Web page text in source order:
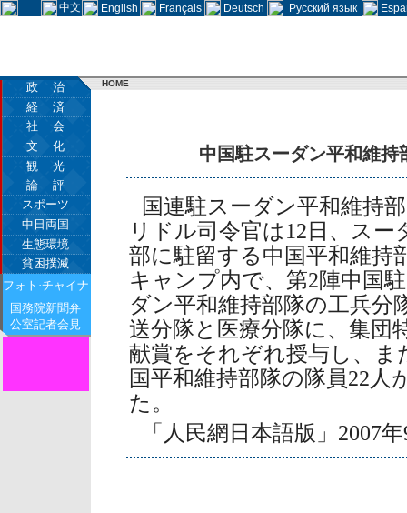
中文 English Français Deutsch Русский язык
政 治
経 済
社 会
文 化
観 光
論 評
スポーツ
中日両国
生態環境
貧困撲滅
フォト·チャイナ
国務院新聞弁
公室記者会見
HOME
中国駐スーダン平和維
国連駐スーダン平和維持
リドル司令官は12日、スー
部に駐留する中国平和維持
キャンプ内で、第2陣中国
ダン平和維持部隊の工兵分
送分隊と医療分隊に、集団
献賞をそれぞれ授与し、ま
国平和維持部隊の隊員22人
た。
「人民網日本語版」2007